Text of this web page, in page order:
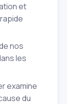
et
nos
les
examine
du